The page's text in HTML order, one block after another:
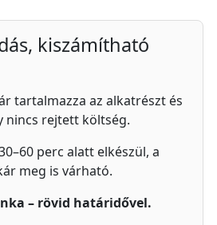
kiszámítható
tartalmazza az alkatrészt és
nincs rejtett költség.
perc alatt elkészül, a
meg is várható.
– rövid határidővel.